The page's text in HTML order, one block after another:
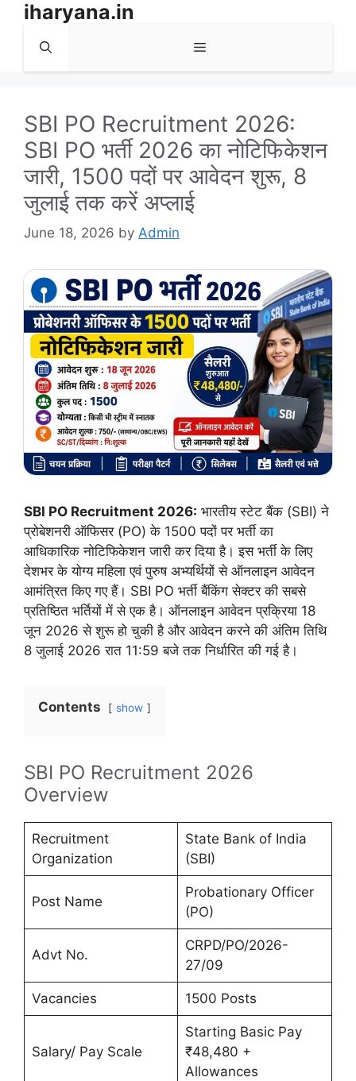
Skip
content
iharyana.in
Menu
SBI PO Recruitment 2026:
SBI PO भर्ती 2026 का नोटिफिकेशन
जारी, 1500 पदों पर आवेदन शुरू, 8
जुलाई तक करें अप्लाई
June 18, 2026 by Admin
SBI PO Recruitment 2026: भारतीय स्टेट बैंक (SBI) ने
प्रोबेशनरी ऑफिसर (PO) के 1500 पदों पर भर्ती का
आधिकारिक नोटिफिकेशन जारी कर दिया है। इस भर्ती के लिए
देशभर के योग्य महिला एवं पुरुष अभ्यर्थियों से ऑनलाइन आवेदन
आमंत्रित किए गए हैं। SBI PO भर्ती बैंकिंग सेक्टर की सबसे
प्रतिष्ठित भर्तियों में से एक है। ऑनलाइन आवेदन प्रक्रिया 18
जून 2026 से शुरू हो चुकी है और आवेदन करने की अंतिम तिथि
8 जुलाई 2026 रात 11:59 बजे तक निर्धारित की गई है।
Contents show
SBI PO Recruitment 2026
Overview
Recruitment
Organization
State Bank of India
(SBI)
Post Name
Probationary Officer
(PO)
Advt No.
CRPD/PO/2026-
27/09
Vacancies 1500 Posts
Salary/ Pay Scale
Starting Basic Pay
₹48,480 +
Allowances